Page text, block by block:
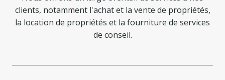
clients, notamment l'achat et la vente de propriétés,
la location de propriétés et la fourniture de services
de conseil.